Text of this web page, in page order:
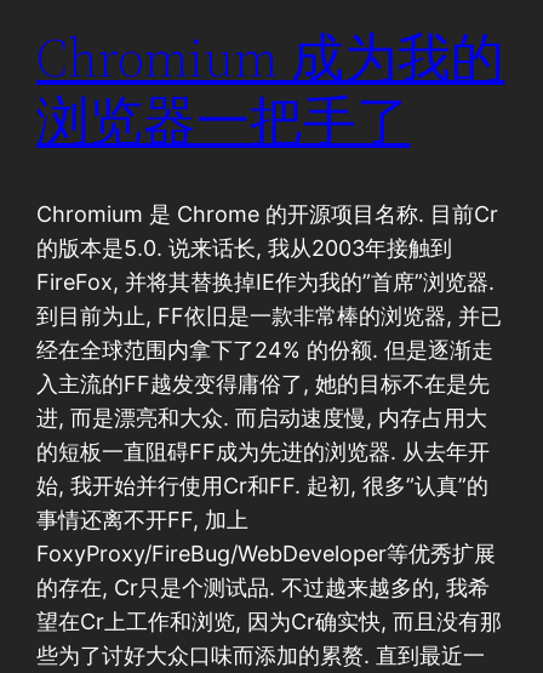
Chromium 成为我的
浏览器一把手了
Chromium 是 Chrome 的开源项目名称. 目前Cr
的版本是5.0. 说来话长, 我从2003年接触到
FireFox, 并将其替换掉IE作为我的”首席”浏览器.
到目前为止, FF依旧是一款非常棒的浏览器, 并已
经在全球范围内拿下了24% 的份额. 但是逐渐走
入主流的FF越发变得庸俗了, 她的目标不在是先
进, 而是漂亮和大众. 而启动速度慢, 内存占用大
的短板一直阻碍FF成为先进的浏览器. 从去年开
始, 我开始并行使用Cr和FF. 起初, 很多”认真”的
事情还离不开FF, 加上
FoxyProxy/FireBug/WebDeveloper等优秀扩展
的存在, Cr只是个测试品. 不过越来越多的, 我希
望在Cr上工作和浏览, 因为Cr确实快, 而且没有那
些为了讨好大众口味而添加的累赘. 直到最近一